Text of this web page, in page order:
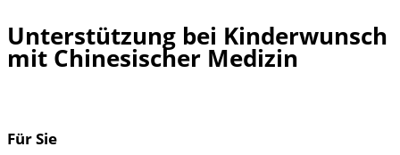
Unterstützung bei Kinderwunsch
mit Chinesischer Medizin
Für Sie